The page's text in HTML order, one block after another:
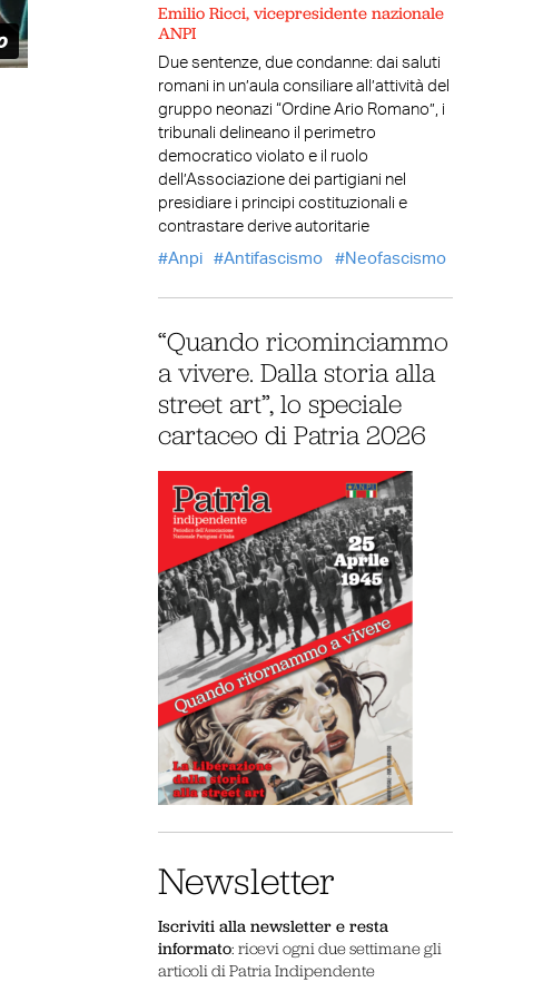
Emilio Ricci, vicepresidente nazionale
ANPI
Due sentenze, due condanne: dai saluti
romani in un’aula consiliare all’attività del
gruppo neonazi “Ordine Ario Romano”, i
tribunali delineano il perimetro
democratico violato e il ruolo
dell’Associazione dei partigiani nel
presidiare i principi costituzionali e
contrastare derive autoritarie
Anpi
Antifascismo Neofascismo
“Quando ricominciammo
a vivere. Dalla storia alla
street art”, lo speciale
cartaceo di Patria 2026
Newsletter
Iscriviti alla newsletter e resta
informato: ricevi ogni due settimane gli
articoli di Patria Indipendente